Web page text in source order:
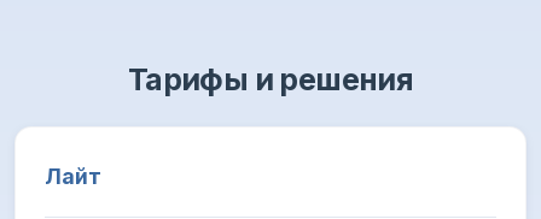
Тарифы и решения
Лайт